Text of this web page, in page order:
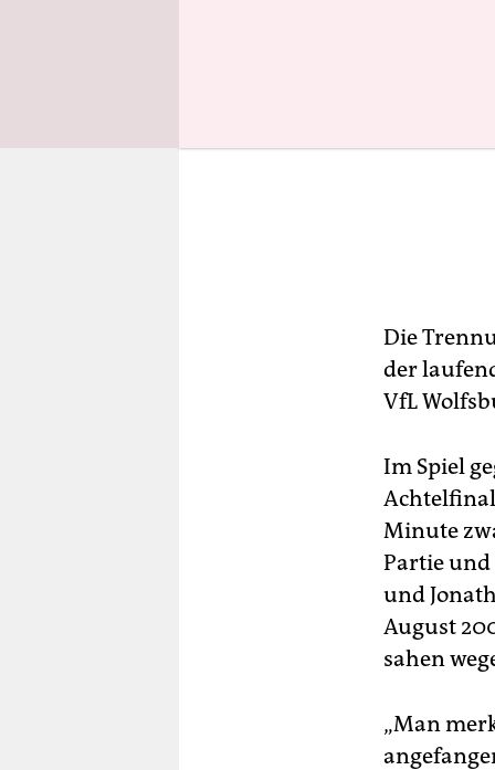
Die
der
VfL
Im Spiel
Minute
Partie und
und
August
sahen
„Man